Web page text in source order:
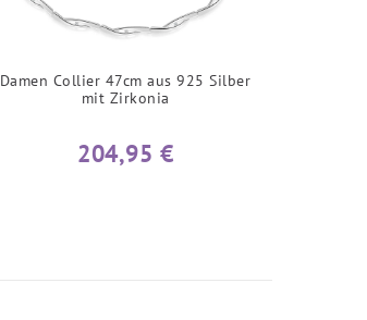
Damen Collier 47cm aus 925 Silber
mit Zirkonia
204,95 €